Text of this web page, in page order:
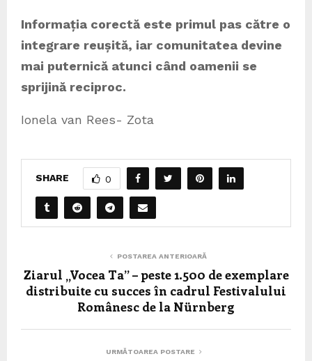
Informația corectă este primul pas către o
integrare reușită, iar comunitatea devine
mai puternică atunci când oamenii se
sprijină reciproc.
Ionela van Rees- Zota
SHARE 0
POSTAREA ANTERIOARĂ
Ziarul „Vocea Ta” – peste 1.500 de exemplare
distribuite cu succes în cadrul Festivalului
Românesc de la Nürnberg
URMĂTOAREA POSTARE